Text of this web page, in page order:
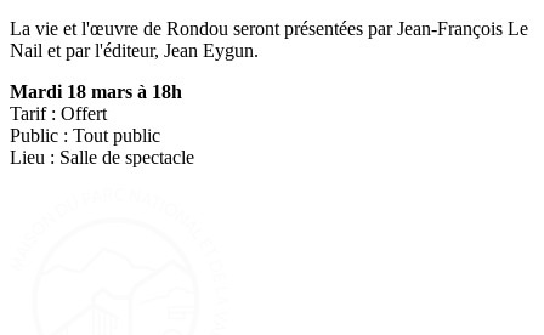
La vie et l'œuvre de Rondou seront présentées par Jean-François Le
Nail et par l'éditeur, Jean Eygun.
Mardi 18 mars à 18h
Tarif : Offert
Public : Tout public
Lieu : Salle de spectacle